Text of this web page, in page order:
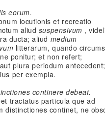
eorum.
locutionis et recreatio
aliud suspensivum ,
ducta; aliud medium
litterarum, quando
ponitur; et non refert;
plura periodum antecedent;
per exempla.
continere debeat.
tractatus particula que ad
distinctiones continet, ne